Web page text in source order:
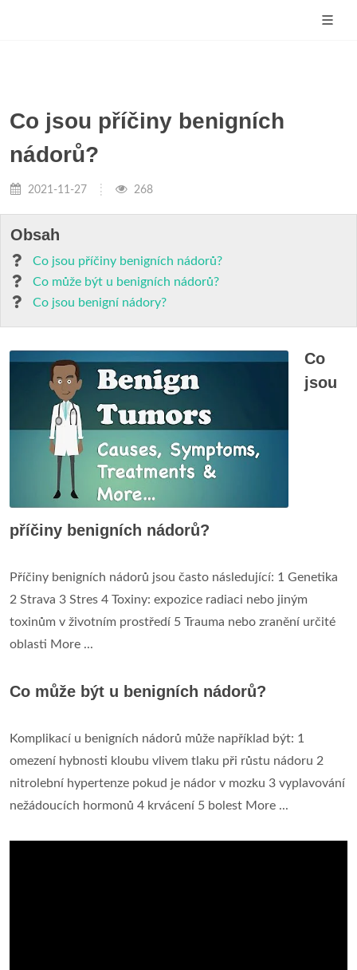
Co jsou příčiny benigních
nádorů?
2021-11-27 268
Obsah
Co jsou příčiny benigních nádorů?
Co může být u benigních nádorů?
Co jsou benigní nádory?
Co
jsou
příčiny benigních nádorů?
Příčiny benigních nádorů jsou často následující: 1 Genetika
2 Strava 3 Stres 4 Toxiny: expozice radiaci nebo jiným
toxinům v životním prostředí 5 Trauma nebo zranění určité
oblasti More ...
Co může být u benigních nádorů?
Komplikací u benigních nádorů může například být: 1
omezení hybnosti kloubu vlivem tlaku při růstu nádoru 2
nitrolební hypertenze pokud je nádor v mozku 3 vyplavování
nežádoucích hormonů 4 krvácení 5 bolest More ...